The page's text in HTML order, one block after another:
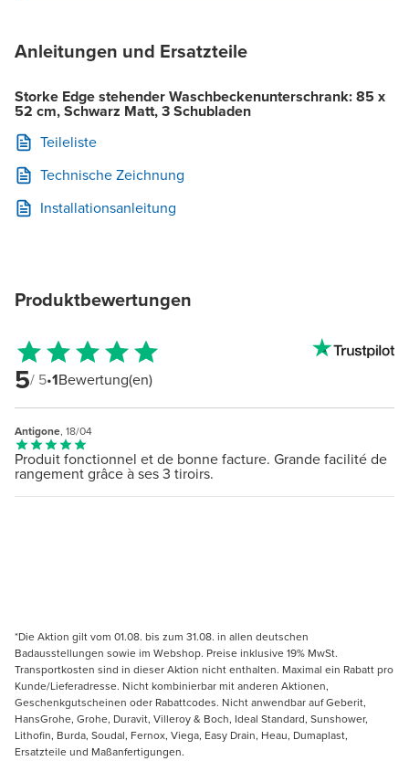
Anleitungen und Ersatzteile
Storke Edge stehender Waschbeckenunterschrank: 85 x
52 cm, Schwarz Matt, 3 Schubladen
Teileliste
Technische Zeichnung
Installationsanleitung
Produktbewertungen
5/ 5•1Bewertung(en)
Antigone, 18/04
Produit fonctionnel et de bonne facture. Grande facilité de
rangement grâce à ses 3 tiroirs.
*Die Aktion gilt vom 01.08. bis zum 31.08. in allen deutschen
Badausstellungen sowie im Webshop. Preise inklusive 19% MwSt.
Transportkosten sind in dieser Aktion nicht enthalten. Maximal ein Rabatt pro
Kunde/Lieferadresse. Nicht kombinierbar mit anderen Aktionen,
Geschenkgutscheinen oder Rabattcodes. Nicht anwendbar auf Geberit,
HansGrohe, Grohe, Duravit, Villeroy & Boch, Ideal Standard, Sunshower,
Lithofin, Burda, Soudal, Fernox, Viega, Easy Drain, Heau, Dumaplast,
Ersatzteile und Maßanfertigungen.